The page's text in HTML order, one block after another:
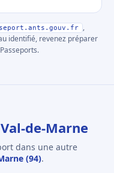
,
identifié, revenez préparer
de-Marne
dans une autre
(94).